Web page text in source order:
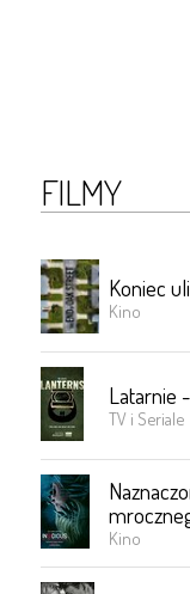
FILMY
Koniec
Kino
Latarnie
TV i Seriale
Kino